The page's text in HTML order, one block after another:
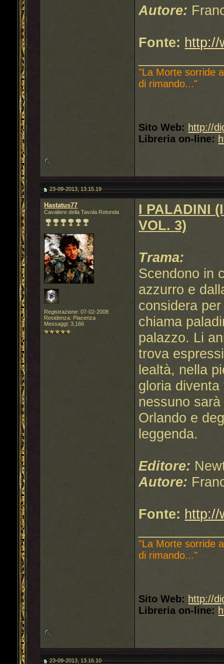
Autore:
Fonte: http://
"La Morte sorride
di rimando..."
Sito Web: http://
Libreria on-line:
23-09-2013, 13.15.19
Hastatus77
Cavaliere della Tavola Rotonda
Registrazione: 07-02-2008
Residenza: Piacenza
Messaggi: 3,166
I PALADINI
VOL. 3)
Trama:
Scendono in
azzurro e
considera
chiama
palazzo. Li
trova
lealtà, nella
gloria
nessuno
Orlando e
leggenda.
Editore:
Autore:
Fonte: http://
"La Morte sorride
di rimando..."
Sito Web: http://
Libreria on-line:
23-09-2013, 13.16.10